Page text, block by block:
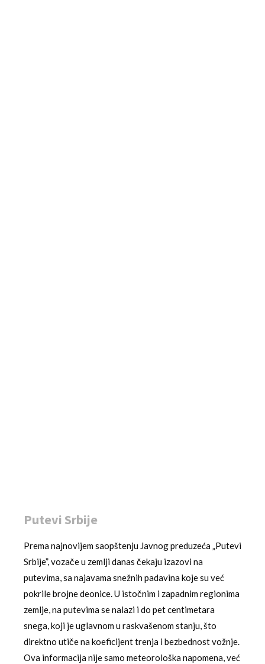
Putevi Srbije
Prema najnovijem saopštenju Javnog preduzeća „Putevi
Srbije”, vozače u zemlji danas čekaju izazovi na
putevima, sa najavama snežnih padavina koje su već
pokrile brojne deonice. U istočnim i zapadnim regionima
zemlje, na putevima se nalazi i do pet centimetara
snega, koji je uglavnom u raskvašenom stanju, što
direktno utiče na koeficijent trenja i bezbednost vožnje.
Ova informacija nije samo meteorološka napomena, već